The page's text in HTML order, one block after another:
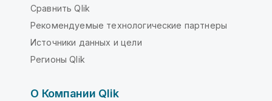
Сравнить Qlik
Рекомендуемые технологические партнеры
Источники данных и цели
Регионы Qlik
О Компании Qlik